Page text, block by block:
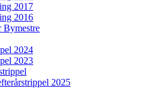
2017
2016
Bymestre
2024
2023
2025